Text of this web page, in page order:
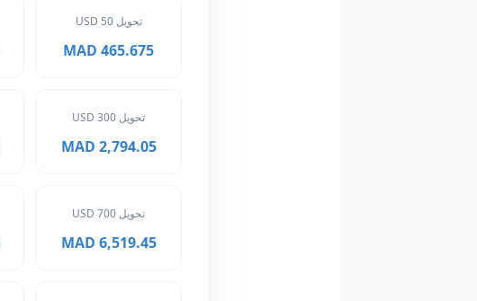
تحويل 50 USD
465.675 MAD
تحويل 300 USD
2,794.05 MAD
تحويل 700 USD
6,519.45 MAD